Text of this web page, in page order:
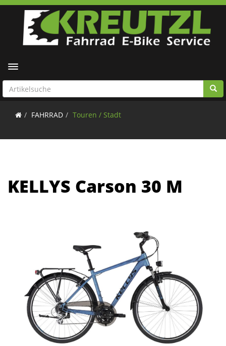
Toggle navigation
FAHRRAD Touren / Stadt
KELLYS Carson 30 M